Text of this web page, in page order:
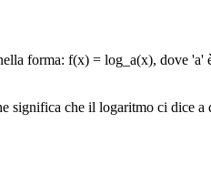
forma: f(x) = log_a(x), dove
che il logaritmo ci dice a